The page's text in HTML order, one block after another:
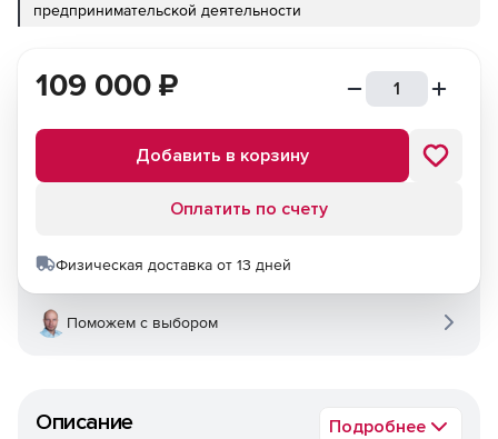
предпринимательской деятельности
Описание Подробнее
109 000 ₽
Добавить в корзину
Оплатить по счету
Физическая доставка от 13 дней
Поможем с выбором